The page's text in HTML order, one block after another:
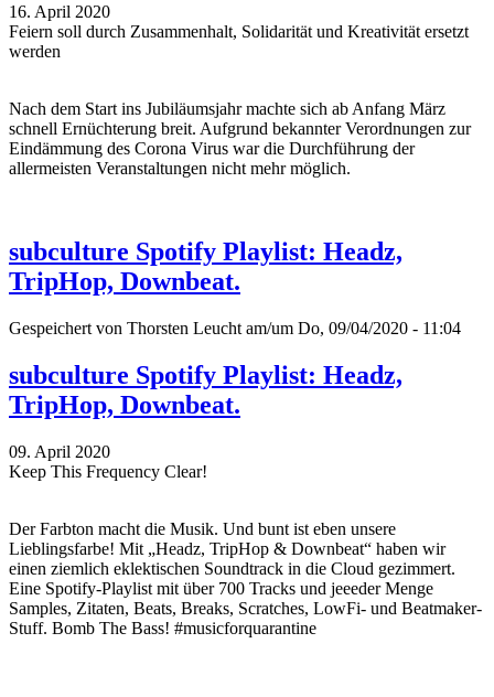
16. April 2020
Feiern soll durch Zusammenhalt, Solidarität und Kreativität ersetzt
werden
Nach dem Start ins Jubiläumsjahr machte sich ab Anfang März
schnell Ernüchterung breit. Aufgrund bekannter Verordnungen zur
Eindämmung des Corona Virus war die Durchführung der
allermeisten Veranstaltungen nicht mehr möglich.
subculture Spotify Playlist: Headz,
TripHop, Downbeat.
Gespeichert von Thorsten Leucht am/um Do, 09/04/2020 - 11:04
subculture Spotify Playlist: Headz,
TripHop, Downbeat.
09. April 2020
Keep This Frequency Clear!
Der Farbton macht die Musik. Und bunt ist eben unsere
Lieblingsfarbe! Mit „Headz, TripHop & Downbeat“ haben wir
einen ziemlich eklektischen Soundtrack in die Cloud gezimmert.
Eine Spotify-Playlist mit über 700 Tracks und jeeeder Menge
Samples, Zitaten, Beats, Breaks, Scratches, LowFi- und Beatmaker-
Stuff. Bomb The Bass! #musicforquarantine